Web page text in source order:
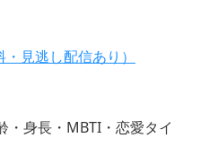
見逃し配信あり）
・身長・MBTI・恋愛タイ